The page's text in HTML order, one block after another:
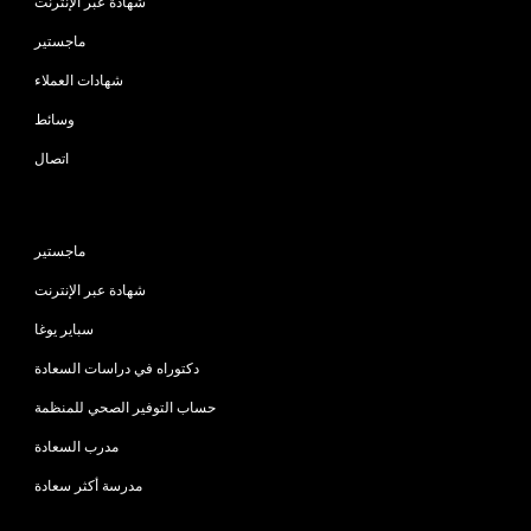
ماجستير
شهادات العملاء
وسائط
اتصال
ماجستير
شهادة عبر الإنترنت
سباير يوغا
دكتوراه في دراسات السعادة
حساب التوفير الصحي للمنظمة
مدرب السعادة
مدرسة أكثر سعادة